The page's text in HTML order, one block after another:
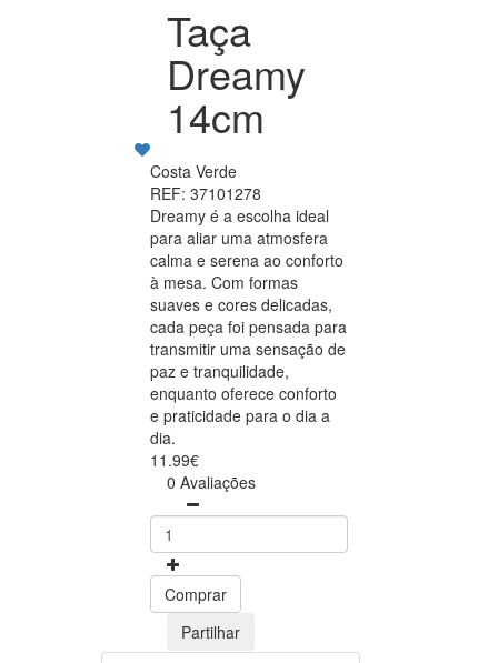
Taça
Dreamy
14cm
Costa Verde
REF: 37101278
Dreamy é a escolha ideal
para aliar uma atmosfera
calma e serena ao conforto
à mesa. Com formas
suaves e cores delicadas,
cada peça foi pensada para
transmitir uma sensação de
paz e tranquilidade,
enquanto oferece conforto
e praticidade para o dia a
dia.
11.99€
0 Avaliações
Comprar
Partilhar